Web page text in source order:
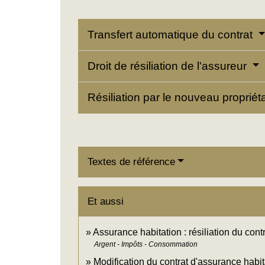
Transfert automatique du contrat
Droit de résiliation de l'assureur
Résiliation par le nouveau
Textes de référence
Et aussi
Assurance habitation : résiliation du
Argent - Impôts - Consommation
Modification du contrat d'assurance